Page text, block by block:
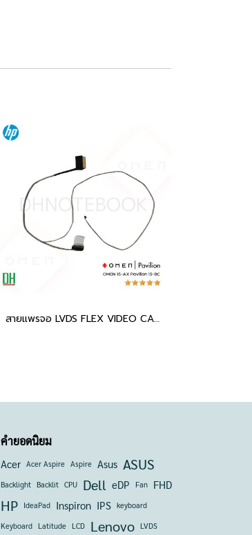
สายแพรจอ LVDS FLEX VIDEO CABLE สำหรับ OMEN 15-AX, Pavilion 15-BC, 15-AX032TX, 15-AX016TX, P/N DD0G35LC021, DD0G35LC011
คำยอดนิยม
Acer Acer Aspire Aspire Asus ASUS
Backlight Backlit CPU Dell eDP Fan FHD
HP IdeaPad Inspiron IPS keyboard
Keyboard Latitude LCD Lenovo LVDS